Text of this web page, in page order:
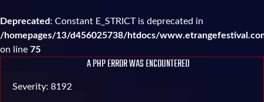
Deprecated: Constant E_STRICT is deprecated in
/homepages/13/d456025738/htdocs/
on line 75
A PHP ERROR WAS ENCOUNTERED
Severity: 8192